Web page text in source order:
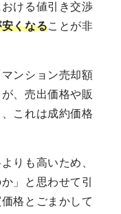
ける値引き交渉
くなることが非
ンション売却額
、売出価格や販
これは成約価格
りも高いため、
」と思わせて引
格とごまかして